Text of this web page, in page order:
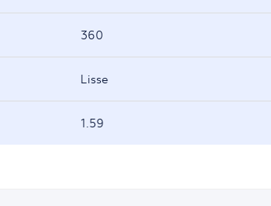
360
Lisse
1.59